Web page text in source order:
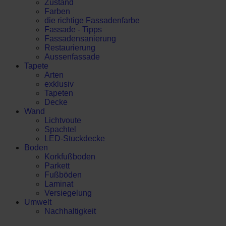
Zustand
Farben
die richtige Fassadenfarbe
Fassade - Tipps
Fassadensanierung
Restaurierung
Aussenfassade
Tapete
Arten
exklusiv
Tapeten
Decke
Wand
Lichtvoute
Spachtel
LED-Stuckdecke
Boden
Korkfußboden
Parkett
Fußböden
Laminat
Versiegelung
Umwelt
Nachhaltigkeit